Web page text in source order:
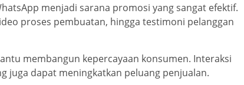
menjadi sarana promosi yang sangat efektif.
proses pembuatan, hingga testimoni pelanggan
membangun kepercayaan konsumen. Interaksi
juga dapat meningkatkan peluang penjualan.